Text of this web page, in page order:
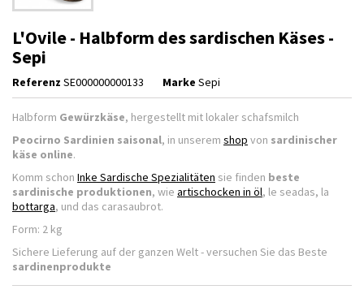
L'Ovile - Halbform des sardischen Käses -
Sepi
Referenz SE000000000133 Marke Sepi
Halbform Gewürzkäse, hergestellt mit lokaler schafsmilch
Peocirno Sardinien saisonal, in unserem shop von sardinischer
käse online.
Komm schon Inke Sardische Spezialitäten sie finden beste
sardinische produktionen, wie artischocken in öl, le seadas, la
bottarga, und das carasaubrot.
Form: 2 kg
Sichere Lieferung auf der ganzen Welt - versuchen Sie das Beste
sardinenprodukte